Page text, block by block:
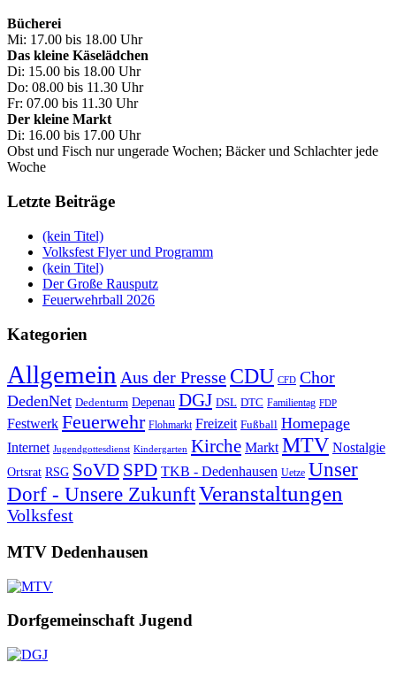
Bücherei
Mi: 17.00 bis 18.00 Uhr
Das kleine Käselädchen
Di: 15.00 bis 18.00 Uhr
Do: 08.00 bis 11.30 Uhr
Fr: 07.00 bis 11.30 Uhr
Der kleine Markt
Di: 16.00 bis 17.00 Uhr
Obst und Fisch nur ungerade Wochen; Bäcker und Schlachter jede
Woche
Letzte Beiträge
(kein Titel)
Volksfest Flyer und Programm
(kein Titel)
Der Große Rausputz
Feuerwehrball 2026
Kategorien
Allgemein Aus der Presse CDU CFD Chor
DedenNet Dedenturm Depenau DGJ DSL DTC Familientag FDP
Festwerk Feuerwehr Flohmarkt Freizeit Fußball Homepage
Internet Jugendgottesdienst Kindergarten Kirche Markt MTV Nostalgie
Ortsrat RSG SoVD SPD TKB - Dedenhausen Uetze Unser
Dorf - Unsere ZukunftVeranstaltungen
Volksfest
MTV Dedenhausen
Dorfgemeinschaft Jugend